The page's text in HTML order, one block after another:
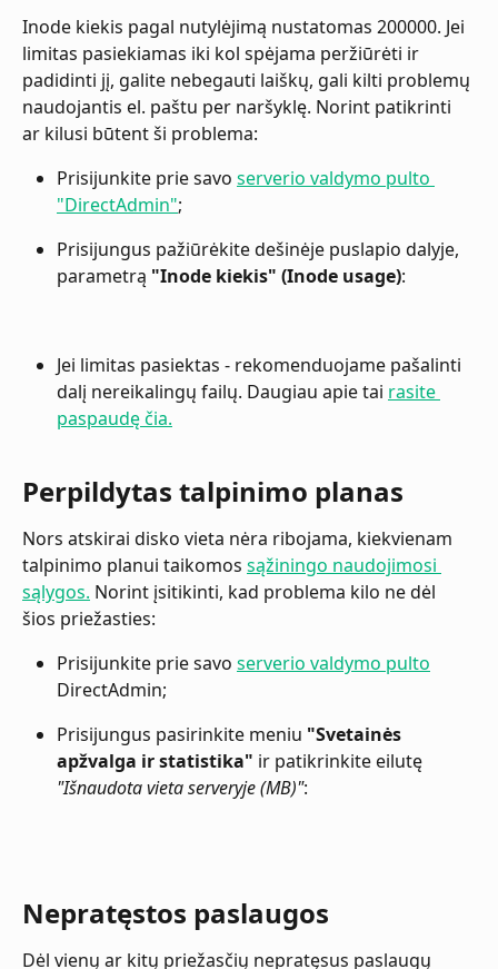
Inode kiekis pagal nutylėjimą nustatomas 200000. Jei
limitas pasiekiamas iki kol spėjama peržiūrėti ir
padidinti jį, galite nebegauti laiškų, gali kilti problemų
naudojantis el. paštu per naršyklę. Norint patikrinti
ar kilusi būtent ši problema:
Prisijunkite prie savo serverio valdymo pulto
"DirectAdmin";
Prisijungus pažiūrėkite dešinėje puslapio dalyje,
parametrą "Inode kiekis" (Inode usage):
Jei limitas pasiektas - rekomenduojame pašalinti
dalį nereikalingų failų. Daugiau apie tai rasite
paspaudę čia.
Perpildytas talpinimo planas
Nors atskirai disko vieta nėra ribojama, kiekvienam
talpinimo planui taikomos sąžiningo naudojimosi
sąlygos. Norint įsitikinti, kad problema kilo ne dėl
šios priežasties:
Prisijunkite prie savo serverio valdymo pulto
DirectAdmin;
Prisijungus pasirinkite meniu "Svetainės
apžvalga ir statistika" ir patikrinkite eilutę
"Išnaudota vieta serveryje (MB)":
Nepratęstos paslaugos
Dėl vienų ar kitų priežasčių nepratęsus paslaugų